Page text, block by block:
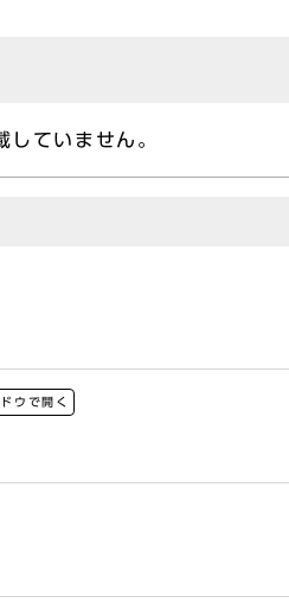
ていません。
ウで開く